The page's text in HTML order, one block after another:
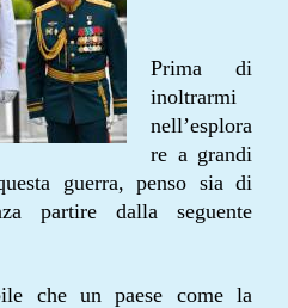
Prima di
inoltrarmi
nell’esplora
re a grandi
guerra, penso sia di
partire dalla seguente
che un paese come la